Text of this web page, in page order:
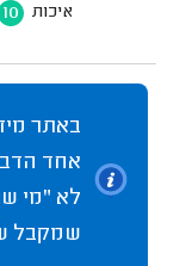
איכות 10
באתר
אחד
לא "מי
שמקבל